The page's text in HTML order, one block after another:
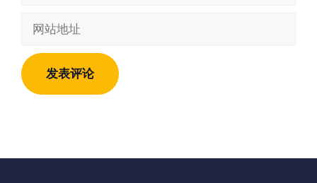
址
地
址